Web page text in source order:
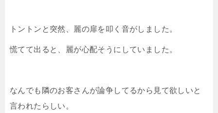
トントンと突然、麗の扉を叩く音がしました。
慌てて出ると、麗が心配そうにしていました。
なんでも隣のお客さんが論争してるから見て欲しいと
言われたらしい。